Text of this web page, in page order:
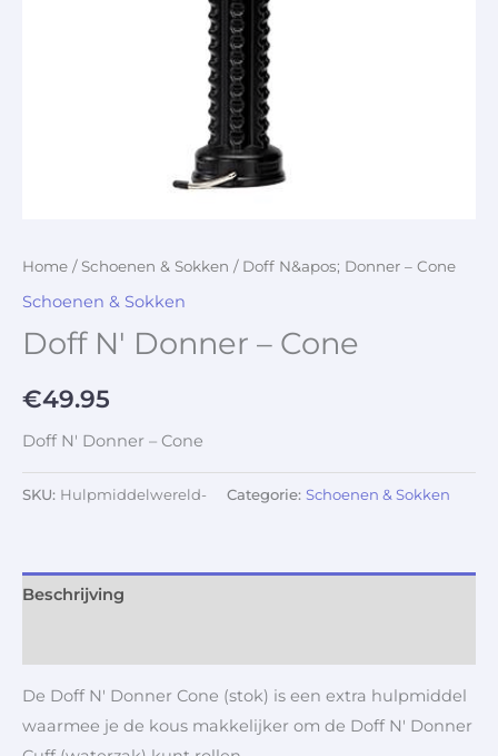
Home / Schoenen & Sokken / Doff N&apos; Donner – Cone
Schoenen & Sokken
Doff N' Donner – Cone
€49.95
Doff N' Donner – Cone
SKU: Hulpmiddelwereld- Categorie: Schoenen & Sokken
Beschrijving
De Doff N' Donner Cone (stok) is een extra hulpmiddel
waarmee je de kous makkelijker om de Doff N' Donner